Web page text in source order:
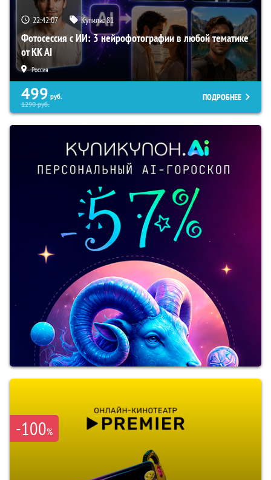
22:42:06 Купили:81
Фотосессия с ИИ: 3 нейрофотографии в любой тематике
от KK AI
Россия
499 руб.
1290руб.
ПОДРОБНЕЕ
-100%